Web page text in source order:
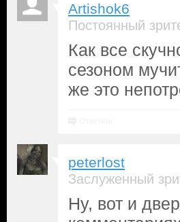
Artishok6
Постоянный
Как все
сезоном
же это
peterlost
Заслуженный
Ну, вот и